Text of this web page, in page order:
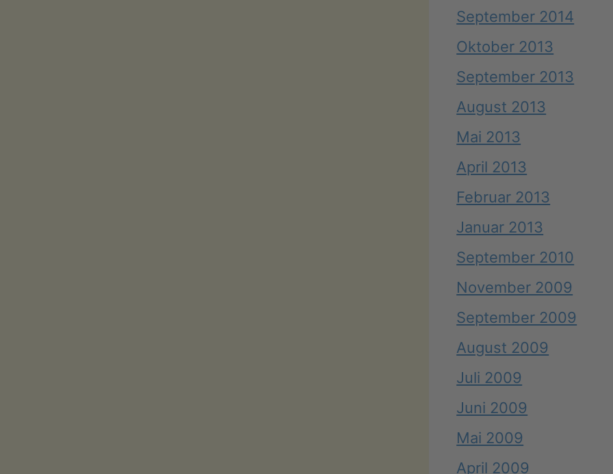
September 2014
Oktober 2013
September 2013
August 2013
Mai 2013
April 2013
Februar 2013
Januar 2013
September 2010
November 2009
September 2009
August 2009
Juli 2009
Juni 2009
Mai 2009
April 2009